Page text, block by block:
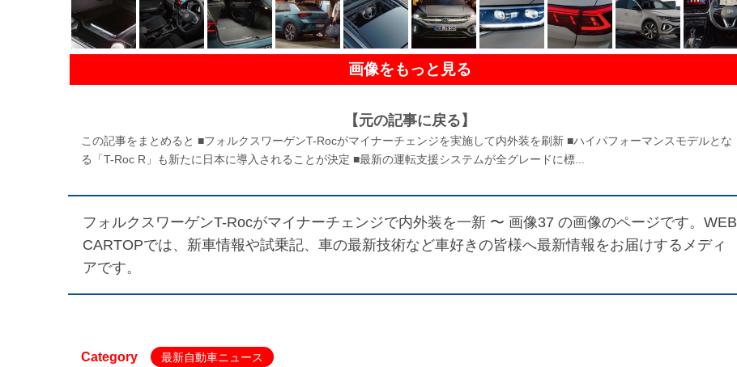
画像をもっと見る
【元の記事に戻る】
この記事をまとめると ■フォルクスワーゲンT-Rocがマイナーチェンジを実施して内外装を刷新 ■ハイパフォーマンスモデルとな
る「T-Roc R」も新たに日本に導入されることが決定 ■最新の運転支援システムが全グレードに標...
フォルクスワーゲンT-Rocがマイナーチェンジで内外装を一新 〜 画像37 の画像のページです。WEB
CARTOPでは、新車情報や試乗記、車の最新技術など車好きの皆様へ最新情報をお届けするメディ
アです。
Category 最新自動車ニュース